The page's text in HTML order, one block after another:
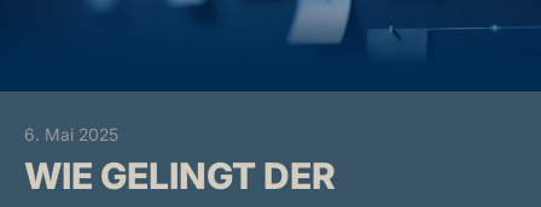
6. Mai 2025
WIE GELINGT DER